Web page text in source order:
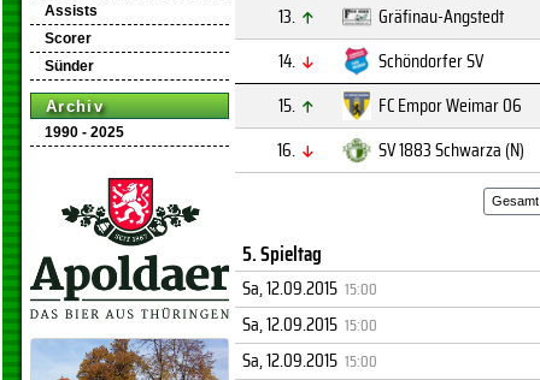
Assists
Scorer
Sünder
Archiv
1990 - 2025
13.
Gräfinau-Angstedt
14.
Schöndorfer SV
15.
FC Empor Weimar 06
16.
SV 1883 Schwarza (N)
Gesamt
5. Spieltag
Sa, 12.09.2015 15:00
Sa, 12.09.2015 15:00
Sa, 12.09.2015 15:00